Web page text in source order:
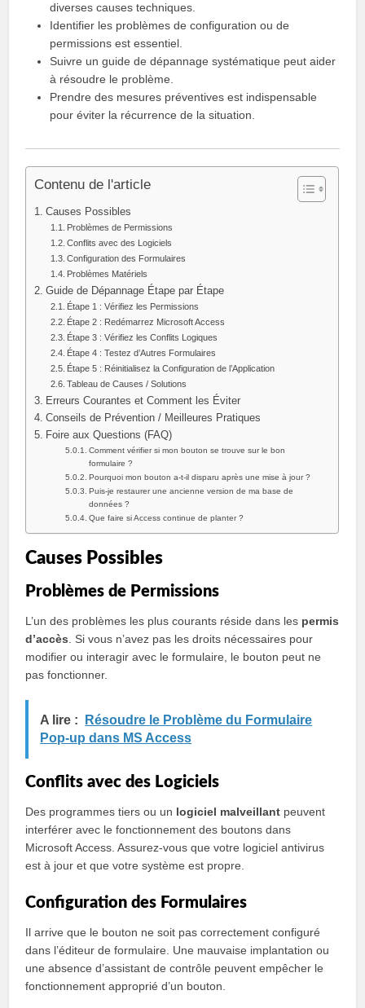
diverses causes techniques.
Identifier les problèmes de configuration ou de
permissions est essentiel.
Suivre un guide de dépannage systématique peut aider
à résoudre le problème.
Prendre des mesures préventives est indispensable
pour éviter la récurrence de la situation.
Contenu de l'article
Causes Possibles
Problèmes de Permissions
Conflits avec des Logiciels
Configuration des Formulaires
Problèmes Matériels
Guide de Dépannage Étape par Étape
Étape 1 : Vérifiez les Permissions
Étape 2 : Redémarrez Microsoft Access
Étape 3 : Vérifiez les Conflits Logiques
Étape 4 : Testez d’Autres Formulaires
Étape 5 : Réinitialisez la Configuration de l’Application
Tableau de Causes / Solutions
Erreurs Courantes et Comment les Éviter
Conseils de Prévention / Meilleures Pratiques
Foire aux Questions (FAQ)
Comment vérifier si mon bouton se trouve sur le bon
formulaire ?
Pourquoi mon bouton a-t-il disparu après une mise à jour ?
Puis-je restaurer une ancienne version de ma base de
données ?
Que faire si Access continue de planter ?
Causes Possibles
Problèmes de Permissions
L’un des problèmes les plus courants réside dans les permis
d’accès . Si vous n’avez pas les droits nécessaires pour
modifier ou interagir avec le formulaire, le bouton peut ne
pas fonctionner.
A lire :
Résoudre le Problème du Formulaire
Pop-up dans MS Access
Conflits avec des Logiciels
Des programmes tiers ou un logiciel malveillant peuvent
interférer avec le fonctionnement des boutons dans
Microsoft Access. Assurez-vous que votre logiciel antivirus
est à jour et que votre système est propre.
Configuration des Formulaires
Il arrive que le bouton ne soit pas correctement configuré
dans l’éditeur de formulaire. Une mauvaise implantation ou
une absence d’assistant de contrôle peuvent empêcher le
fonctionnement approprié d’un bouton.